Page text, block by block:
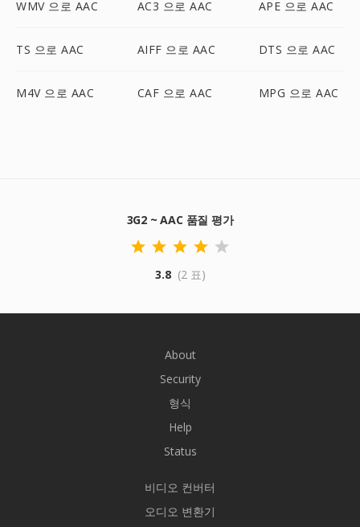
WMV 으로 AAC AC3 으로 AAC APE 으로 AAC
TS 으로 AAC AIFF 으로 AAC DTS 으로 AAC
M4V 으로 AAC CAF 으로 AAC MPG 으로 AAC
3G2 ~ AAC 품질 평가
3.8 (2 표)
About
Security
형식
Help
Status
비디오 컨버터
오디오 변환기